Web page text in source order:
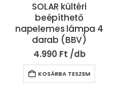
SOLAR kültéri
beépíthető
napelemes lámpa 4
darab (BBV)
4.990 Ft
KOSÁRBA TESZEM